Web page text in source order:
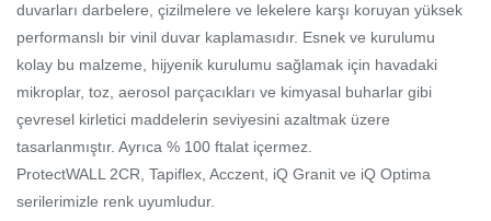
duvarları darbelere, çizilmelere ve lekelere karşı koruyan yüksek
performanslı bir vinil duvar kaplamasıdır. Esnek ve kurulumu
kolay bu malzeme, hijyenik kurulumu sağlamak için havadaki
mikroplar, toz, aerosol parçacıkları ve kimyasal buharlar gibi
çevresel kirletici maddelerin seviyesini azaltmak üzere
tasarlanmıştır. Ayrıca % 100 ftalat içermez.
ProtectWALL 2CR, Tapiflex, Acczent, iQ Granit ve iQ Optima
serilerimizle renk uyumludur.